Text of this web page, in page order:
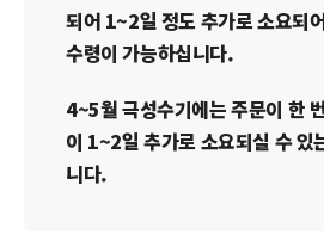
되어 1~2일 정도 추가로 소요되
수령이 가능하십니다.
4~5월 극성수기에는 주문이 한
이 1~2일 추가로 소요되실 수 있
니다.